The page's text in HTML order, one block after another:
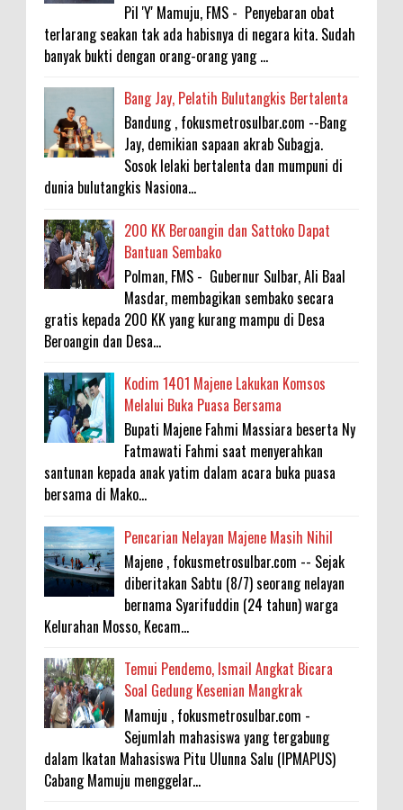
Pil 'Y' Mamuju, FMS - Penyebaran obat
terlarang seakan tak ada habisnya di negara kita. Sudah
banyak bukti dengan orang-orang yang ...
Bang Jay, Pelatih Bulutangkis Bertalenta
Bandung , fokusmetrosulbar.com --Bang
Jay, demikian sapaan akrab Subagja.
Sosok lelaki bertalenta dan mumpuni di
dunia bulutangkis Nasiona...
200 KK Beroangin dan Sattoko Dapat
Bantuan Sembako
Polman, FMS - Gubernur Sulbar, Ali Baal
Masdar, membagikan sembako secara
gratis kepada 200 KK yang kurang mampu di Desa
Beroangin dan Desa...
Kodim 1401 Majene Lakukan Komsos
Melalui Buka Puasa Bersama
Bupati Majene Fahmi Massiara beserta Ny
Fatmawati Fahmi saat menyerahkan
santunan kepada anak yatim dalam acara buka puasa
bersama di Mako...
Pencarian Nelayan Majene Masih Nihil
Majene , fokusmetrosulbar.com -- Sejak
diberitakan Sabtu (8/7) seorang nelayan
bernama Syarifuddin (24 tahun) warga
Kelurahan Mosso, Kecam...
Temui Pendemo, Ismail Angkat Bicara
Soal Gedung Kesenian Mangkrak
Mamuju , fokusmetrosulbar.com -
Sejumlah mahasiswa yang tergabung
dalam Ikatan Mahasiswa Pitu Ulunna Salu (IPMAPUS)
Cabang Mamuju menggelar...